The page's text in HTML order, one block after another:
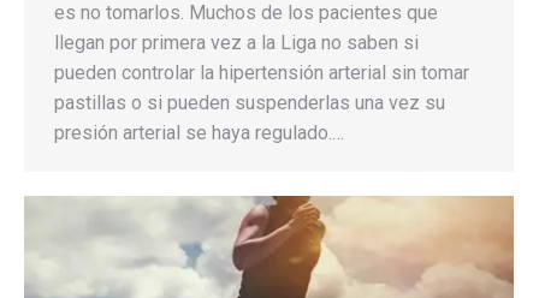
es no tomarlos. Muchos de los pacientes que
llegan por primera vez a la Liga no saben si
pueden controlar la hipertensión arterial sin tomar
pastillas o si pueden suspenderlas una vez su
presión arterial se haya regulado.…